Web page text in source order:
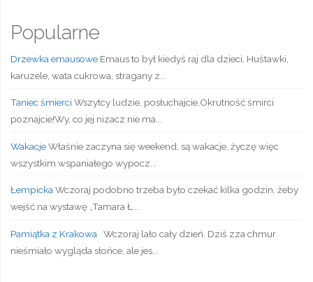
Popularne
Drzewka emausowe Emaus to był kiedyś raj dla dzieci. Huśtawki,
karuzele, wata cukrowa, stragany z...
Taniec śmierci Wszytcy ludzie, posłuchajcie,Okrutność śmirci
poznajcie!Wy, co jej nizacz nie ma...
Wakacje Właśnie zaczyna się weekend, są wakacje, życzę więc
wszystkim wspaniałego wypocz...
Łempicka Wczoraj podobno trzeba było czekać kilka godzin, żeby
wejść na wystawę „Tamara Ł...
Pamiątka z Krakowa
Wczoraj lało cały dzień. Dziś zza chmur
nieśmiało wygląda słońce, ale jes...